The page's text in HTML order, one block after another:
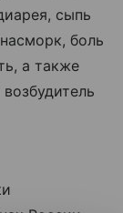
сыпь
боль
а также